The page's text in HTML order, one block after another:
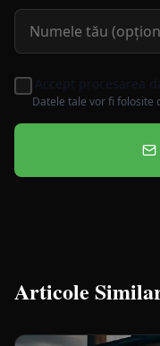
Accept procesarea
Datele tale vor fi folosite
Articole